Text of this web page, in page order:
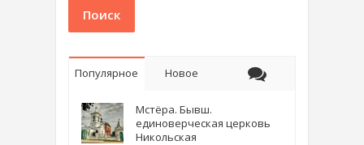
Поиск
Популярное Новое
Мстёра. Бывш.
единоверческая церковь
Никольская